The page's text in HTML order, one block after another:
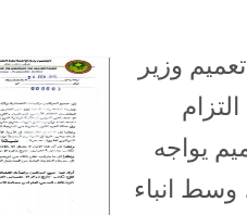
تعميم وزير
يواجه
وسط انباء